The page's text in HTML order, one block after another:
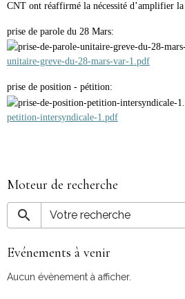
CNT ont réaffirmé la nécessité d’amplifier
prise de parole du 28 Mars:
unitaire-greve-du-28-mars-var-1.pdf
prise de position - pétition:
petition-intersyndicale-1.pdf
Moteur de recherche
Evénements à venir
Aucun évènement à afficher.